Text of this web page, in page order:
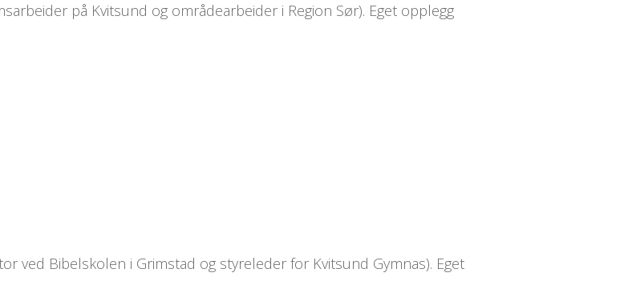
på Kvitsund og områdearbeider i Region Sør). Eget opplegg
ved Bibelskolen i Grimstad og styreleder for Kvitsund Gymnas). Eget